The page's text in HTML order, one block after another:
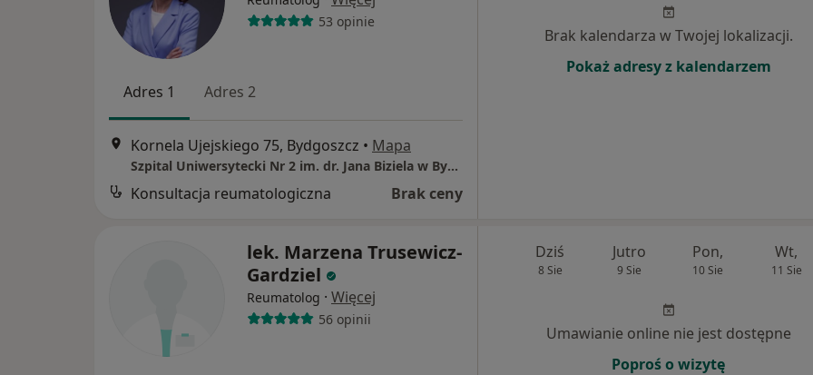
53 opinie
Adres 1 Adres 2
Kornela Ujejskiego 75, Bydgoszcz • Mapa
Szpital Uniwersytecki Nr 2 im. dr. Jana Biziela w Bydgoszczy
Konsultacja reumatologiczna Brak ceny
Brak kalendarza w Twojej lokalizacji.
Pokaż adresy z kalendarzem
lek. Marzena Trusewicz-
Gardziel
Reumatolog · Więcej
56 opinii
Dziś
8 Sie
Jutro
9 Sie
Pon,
10 Sie
Wt,
11 Sie
Umawianie online nie jest dostępne
Poproś o wizytę